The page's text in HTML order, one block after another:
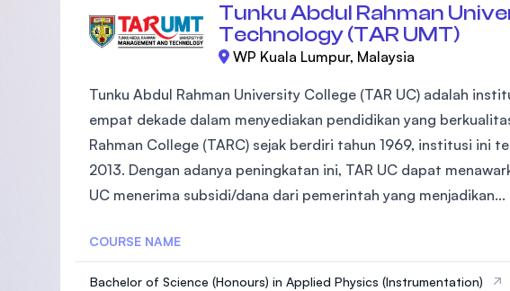
Tunku Abdul Rahman
Technology (TAR UMT)
WP Kuala Lumpur, Malaysia
Tunku Abdul Rahman University College (TAR UC) adalah
empat dekade dalam menyediakan pendidikan yang
Rahman College (TARC) sejak berdiri tahun 1969, institusi ini
2013. Dengan adanya peningkatan ini, TAR UC dapat
UC menerima subsidi/dana dari pemerintah yang menjadikan...
COURSE NAME
Bachelor of Science (Honours) in Applied Physics (Instrumentation)